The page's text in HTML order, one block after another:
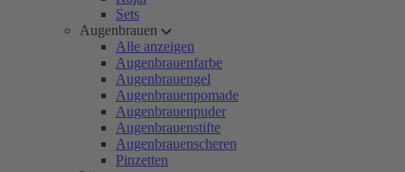
Sets
Augenbrauen
Alle anzeigen
Augenbrauenfarbe
Augenbrauengel
Augenbrauenpomade
Augenbrauenpuder
Augenbrauenstifte
Augenbrauenscheren
Pinzetten